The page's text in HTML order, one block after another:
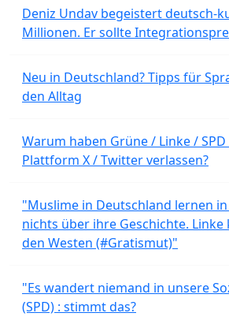
Deniz Undav begeistert deutsch-
Millionen. Er sollte
Neu in Deutschland? Tipps für
den Alltag
Warum haben Grüne / Linke /
Plattform X / Twitter verlassen?
"Muslime in Deutschland lernen
nichts über ihre Geschichte.
den Westen (#Gratismut)"
"Es wandert niemand in unsere
(SPD) : stimmt das?